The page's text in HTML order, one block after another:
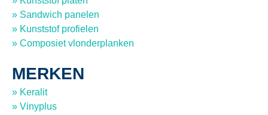
» Sandwich panelen
» Kunststof profielen
» Composiet vlonderplanken
MERKEN
» Keralit
» Vinyplus